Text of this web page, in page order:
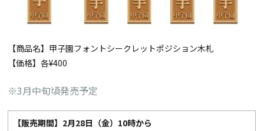
【商品名】甲子園フォントシークレットポジション木札
【価格】各¥400
※3月中旬頃発売予定
【販売期間】2月28日（金） 10時から